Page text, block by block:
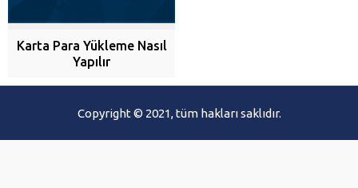
Karta Para Yükleme Nasıl
Yapılır
Copyright © 2021, tüm hakları saklıdır.